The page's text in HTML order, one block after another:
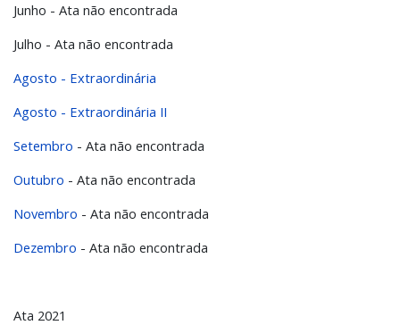
Junho - Ata não encontrada
Julho - Ata não encontrada
Agosto - Extraordinária
Agosto - Extraordinária II
Setembro - Ata não encontrada
Outubro - Ata não encontrada
Novembro - Ata não encontrada
Dezembro - Ata não encontrada
Ata 2021